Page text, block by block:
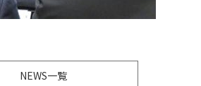
NEWS一覧